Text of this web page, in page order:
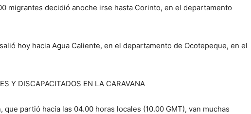
migrantes decidió anoche irse hasta Corinto, en el departamento
hoy hacia Agua Caliente, en el departamento de Ocotepeque, en el
Y DISCAPACITADOS EN LA CARAVANA
que partió hacia las 04.00 horas locales (10.00 GMT), van muchas